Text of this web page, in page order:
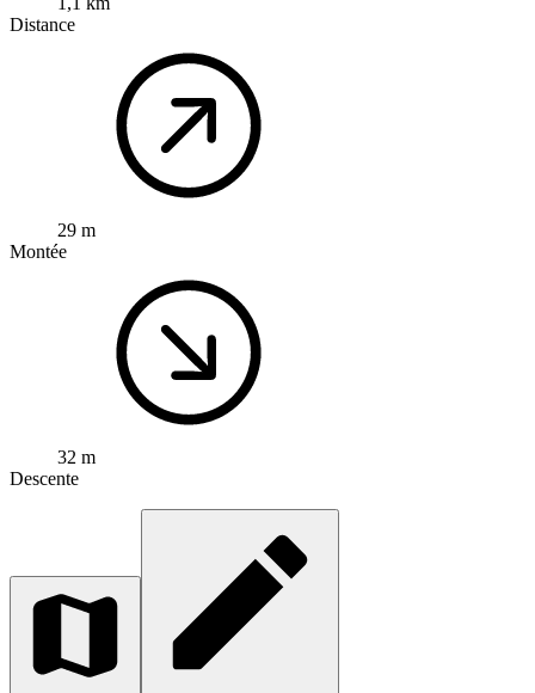
Distance
29 m
Montée
32 m
Descente